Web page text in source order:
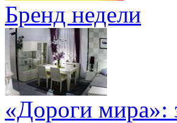
Бренд недели
«Дороги мира»: